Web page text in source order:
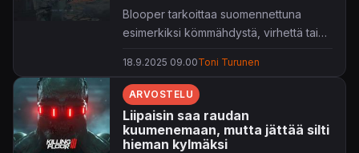
Blooper tarkoittaa suomennettuna
esimerkiksi kömmähdystä, virhettä tai
kaikkea muuta kuin nämä maininnat, sillä
Cronos: The New Dawn
kelpo lailla kauhupelien ystäviä.
18.9.2025 09.00Toni Turunen
ARVOSTELU
Liipaisin saa raudan
kuumenemaan, mutta jättää silti
hieman kylmäksi